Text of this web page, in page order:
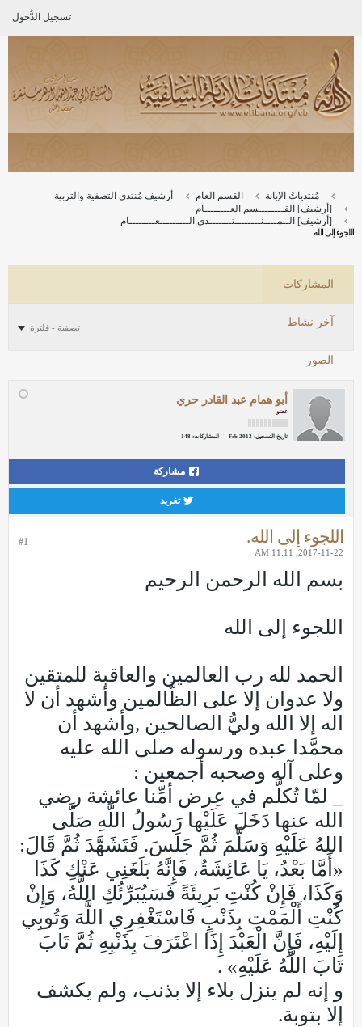
تسجيل الدُّخول
مُنتدياتُ الإبانة القسم العام
أرشيف مُنتدى التصفية والتربية
[أرشيف] القــــــــسم العــــــــام
[أرشيف] الــمــــنــــــــتـــــــدى الـــــــــعــــــــام
اللجوء إلى الله.
المشاركات
آخر نشاط
الصور
تصفية - فلترة
أبو همام عبد القادر حري
عضو
تاريخ التسجيل: Feb 2013 المشاركات: 148
مشاركة
تغريد
#1 اللجوء إلى الله.
2017-11-22, 11:11 AM
بسم الله الرحمن الرحيم
اللجوء إلى الله
الحمد لله رب العالمين والعاقبة للمتقين
ولا عدوان إلا على الظَّالمين وأشهد أن لا
اله إلا الله وليُّ الصالحين ,وأشهد أن
محمَّدا عبده ورسوله صلى الله عليه
وعلى آله وصحبه أجمعين :
_ لمّا تُكلَّم في عِرض أمِّنا عائشة رضي
الله عنها دَخَلَ عَلَيْها رَسُولُ اللَّهِ صَلَّى
اللهُ عَلَيْهِ وَسَلَّمَ ثُمَّ جَلَسَ. فَتَشَهَّدَ ثُمَّ قَالَ:
«أَمَّا بَعْدُ، يَا عَائِشَةُ، فَإِنَّهُ بَلَغَنِي عَنْكِ كَذَا
وَكَذَا، فَإِنْ كُنْتِ بَرِيئَةً فَسَيُبَرِّئُكِ اللَّهُ، وَإِنْ
كُنْتِ أَلْمَمْتِ بِذَنْبٍ فَاسْتَغْفِرِي اللَّهَ وَتُوبِي
إِلَيْهِ، فَإِنَّ الْعَبْدَ إِذَا اعْتَرَفَ بِذَنْبِهِ ثُمَّ تَابَ
تَابَ اللَّهُ عَلَيْهِ» .
و إنه لم ينزل بلاء إلا بذنب، ولم يكشف
إلا بتوبة.